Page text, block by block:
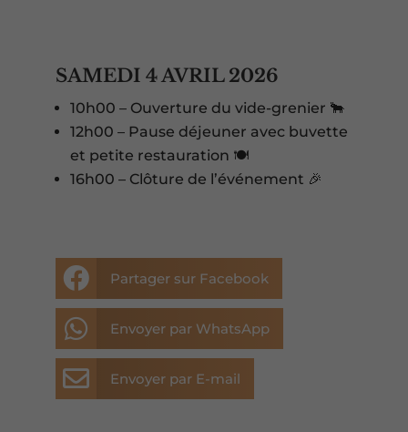
SAMEDI 4 AVRIL 2026
10h00 – Ouverture du vide-grenier 🐂
12h00 – Pause déjeuner avec buvette
et petite restauration 🍽️
16h00 – Clôture de l’événement 🎉
 Partager sur Facebook
 Envoyer par WhatsApp
 Envoyer par E-mail